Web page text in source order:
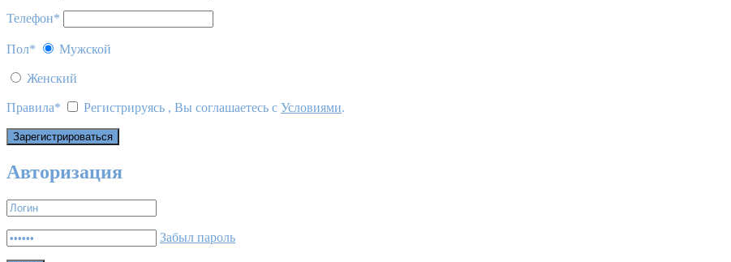
Телефон*
Пол* Мужской
Женский
Правила* Регистрируясь , Вы соглашаетесь с Условиями.
Авторизация
Забыл пароль